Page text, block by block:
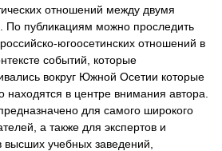
отношений между двумя
По публикациям можно проследить
югоосетинских отношений в
событий, которые
вокруг Южной Осетии которые
находятся в центре внимания автора.
для самого широкого
а также для экспертов и
высших учебных заведений,